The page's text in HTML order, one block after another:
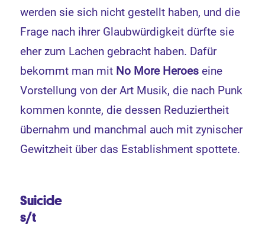
werden sie sich nicht gestellt haben, und die
Frage nach ihrer Glaubwürdigkeit dürfte sie
eher zum Lachen gebracht haben. Dafür
bekommt man mit No More Heroes eine
Vorstellung von der Art Musik, die nach Punk
kommen konnte, die dessen Reduziertheit
übernahm und manchmal auch mit zynischer
Gewitzheit über das Establishment spottete.
Suicide
s/t